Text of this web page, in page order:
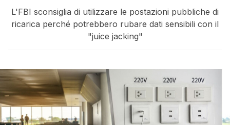
L'FBI sconsiglia di utilizzare le postazioni pubbliche di
ricarica perché potrebbero rubare dati sensibili con il
"juice jacking"